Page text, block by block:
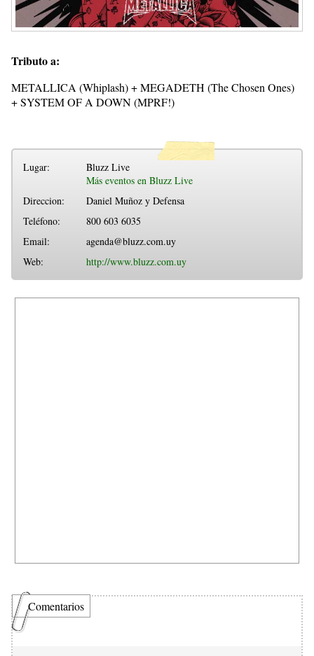
Tributo a:
METALLICA (Whiplash) + MEGADETH (The Chosen Ones)
+ SYSTEM OF A DOWN (MPRF!)
Lugar:
Bluzz Live
Más eventos en Bluzz Live
Direccion:
Daniel Muñoz y Defensa
Teléfono:
800 603 6035
Email:
agenda@bluzz.com.uy
Web:
http://www.bluzz.com.uy
Comentarios